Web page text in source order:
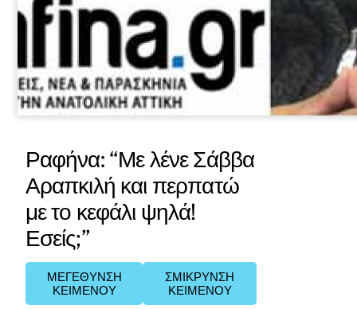
Ραφήνα: “Με λένε Σάββα
Αραπκιλή και περπατώ
με το κεφάλι ψηλά!
Εσείς;”
ΜΕΓΕΘΥΝΣΗ
ΚΕΙΜΕΝΟΥ
ΣΜΙΚΡΥΝΣΗ
ΚΕΙΜΕΝΟΥ